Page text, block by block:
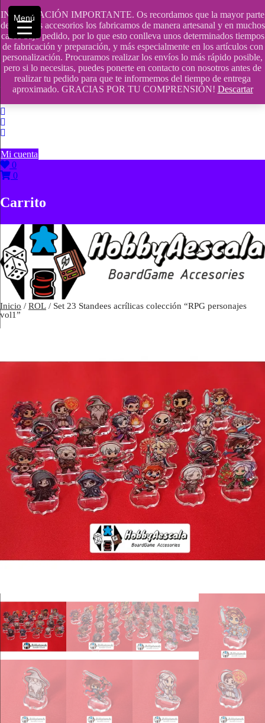
INFORMACIÓN IMPORTANTE. Os recordamos que la mayor parte
de nuestros accesorios los fabricamos de manera artesanal y en muchos
casos bajo pedido, por lo que esto conlleva unos determinados tiempos
de fabricación y preparación, y más especialmente en los artículos con
personalización. Procuramos realizar los envíos lo más rápido posible,
pero si lo necesitas, puedes ponerte en contacto con nosotros antes de
realizar tu pedido para que te informemos del tiempo de entrega
aproximado. GRACIAS POR TU COMPRENSIÓN! Descartar
Saltar
contenido
609241475 SOLO DE 10:00 a 14:00
info@hobbyaescala.com
San Fernando de Henares
10:00 - 14:00
Mi cuenta
0
0
Carrito
Inicio / ROL / Set 23 Standees acrílicas colección “RPG personajes
vol1”
Menú